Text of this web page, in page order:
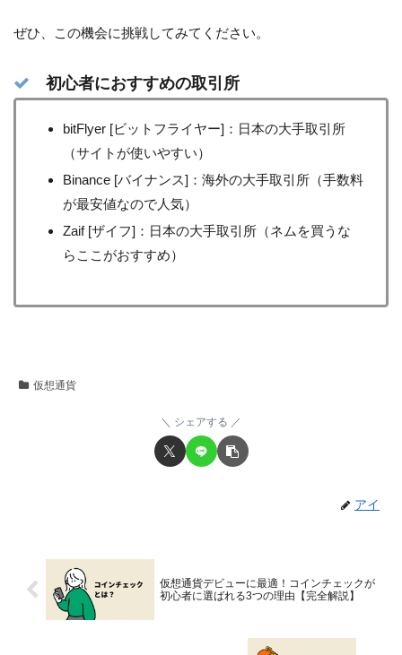
ぜひ、この機会に挑戦してみてください。
初心者におすすめの取引所
bitFlyer [ビットフライヤー]：日本の大手取引所
（サイトが使いやすい）
Binance [バイナンス]：海外の大手取引所（手数料
が最安値なので人気）
Zaif [ザイフ]：日本の大手取引所（ネムを買うな
らここがおすすめ）
仮想通貨
シェアする
アイ
仮想通貨デビューに最適！コインチェックが
初心者に選ばれる3つの理由【完全解説】